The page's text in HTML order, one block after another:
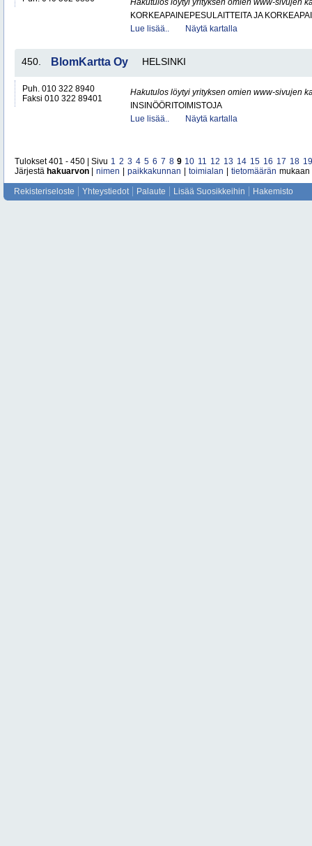
Hakutulos löytyi yrityksen omien www-sivujen
KORKEAPAINEPESULAITTEITA JA
Lue lisää..
Näytä kartalla
450. BlomKartta Oy HELSINKI
Puh. 010 322 8940
Faksi 010 322 89401
Hakutulos löytyi yrityksen omien www-sivujen
INSINÖÖRITOIMISTOJA
Lue lisää..
Näytä kartalla
Tulokset 401 - 450 | Sivu 1 2 3 4 5 6 7 8 9 10 11 12 13 14 15 16 17 18 19
Järjestä hakuarvon nimen paikkakunnan toimialan tietomäärän mukaan
Rekisteriseloste Yhteystiedot Palaute Lisää Suosikkeihin Hakemisto